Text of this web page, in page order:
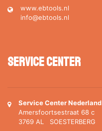
www.ebtools.nl
info@ebtools.nl
Service Center
Service Center Nederland
Amersfoortsestraat 68 c
3769 AL SOESTERBERG